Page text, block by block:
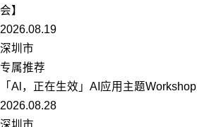
会】
2026.08.19
深圳市
专属推荐
「Al，正在生效」AI应用主题Workshop
2026.08.28
深圳市